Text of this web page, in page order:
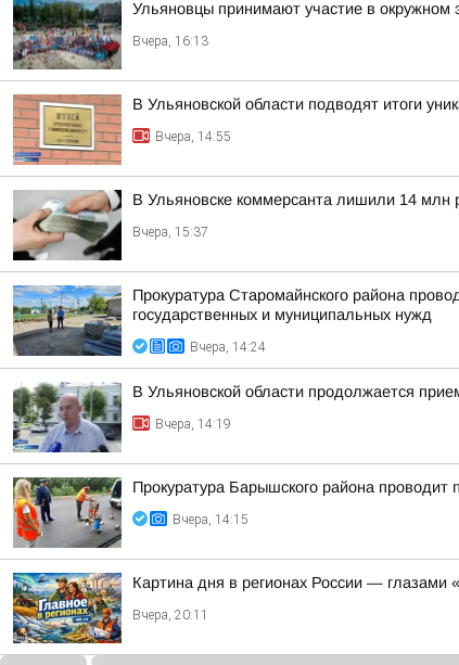
Ульяновцы принимают участие в
Вчера, 16:13
В Ульяновской области подводят итоги
Вчера, 14:55
В Ульяновске коммерсанта лишили 14 млн
Вчера, 15:37
Прокуратура Старомайнского района
государственных и муниципальных нужд
Вчера, 14:24
В Ульяновской области продолжается
Вчера, 14:19
Прокуратура Барышского района проводит
Вчера, 14:15
Картина дня в регионах России — глазами
Вчера, 20:11